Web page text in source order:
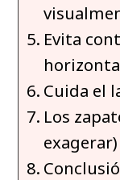
Evita
Cuida el
Los
exagerar)